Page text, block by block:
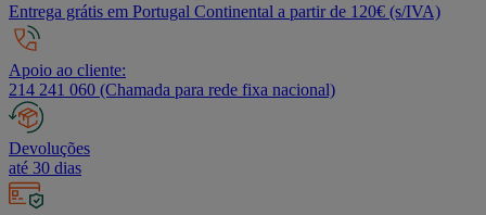
Entrega grátis em Portugal Continental a partir de 120€ (s/IVA)
Apoio ao cliente:
214 241 060 (Chamada para rede fixa nacional)
Devoluções
até 30 dias